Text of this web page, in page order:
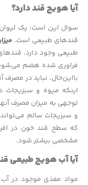
آیا هویج قند دارد؟
سوال این است: یک
قندهای طبیعی است.
طبیعی وجود دارد.
فراوری شده هضم
بااین‌حال، نباید در مصرف
اینکه میوه و سبزیجات
توجهی به میزان مصرف
و سبزیجات سالم
که سطح قند خون در
مشخصی بیشتر شود.
آیا آب هویج طبیعی
مواد مغذی موجود در